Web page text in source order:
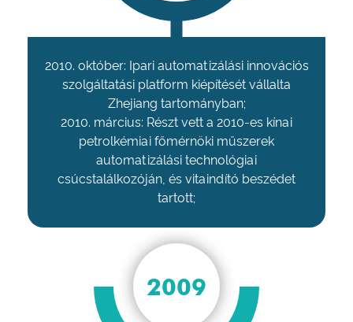
2010. október: Ipari automatizálási innovációs
szolgáltatási platform kiépítését vállalta
Zhejiang tartományban;
2010. március: Részt vett a 2010-es kínai
petrolkémiai főmérnöki műszerek
automatizálási technológiai
csúcstalálkozóján, és vitaindító beszédet
tartott;
2009